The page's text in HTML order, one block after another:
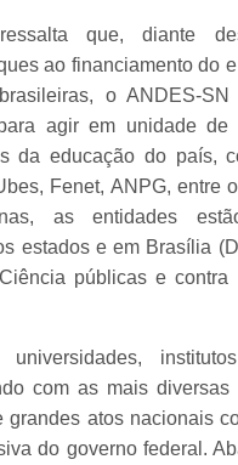
que, diante
ao financiamento do
o ANDES-
agir em unidade
da educação do país,
Fenet, ANPG, entre
as entidades
estados e em Brasília
públicas e contra
universidades,
com as mais diversas
grandes atos nacionais
do governo federal.